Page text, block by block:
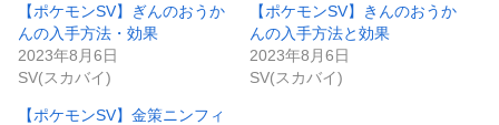
【ポケモンSV】ぎんのおうか
んの入手方法・効果
2023年8月6日
SV(スカバイ)
【ポケモンSV】きんのおうか
んの入手方法と効果
2023年8月6日
SV(スカバイ)
【ポケモンSV】金策ニンフィ